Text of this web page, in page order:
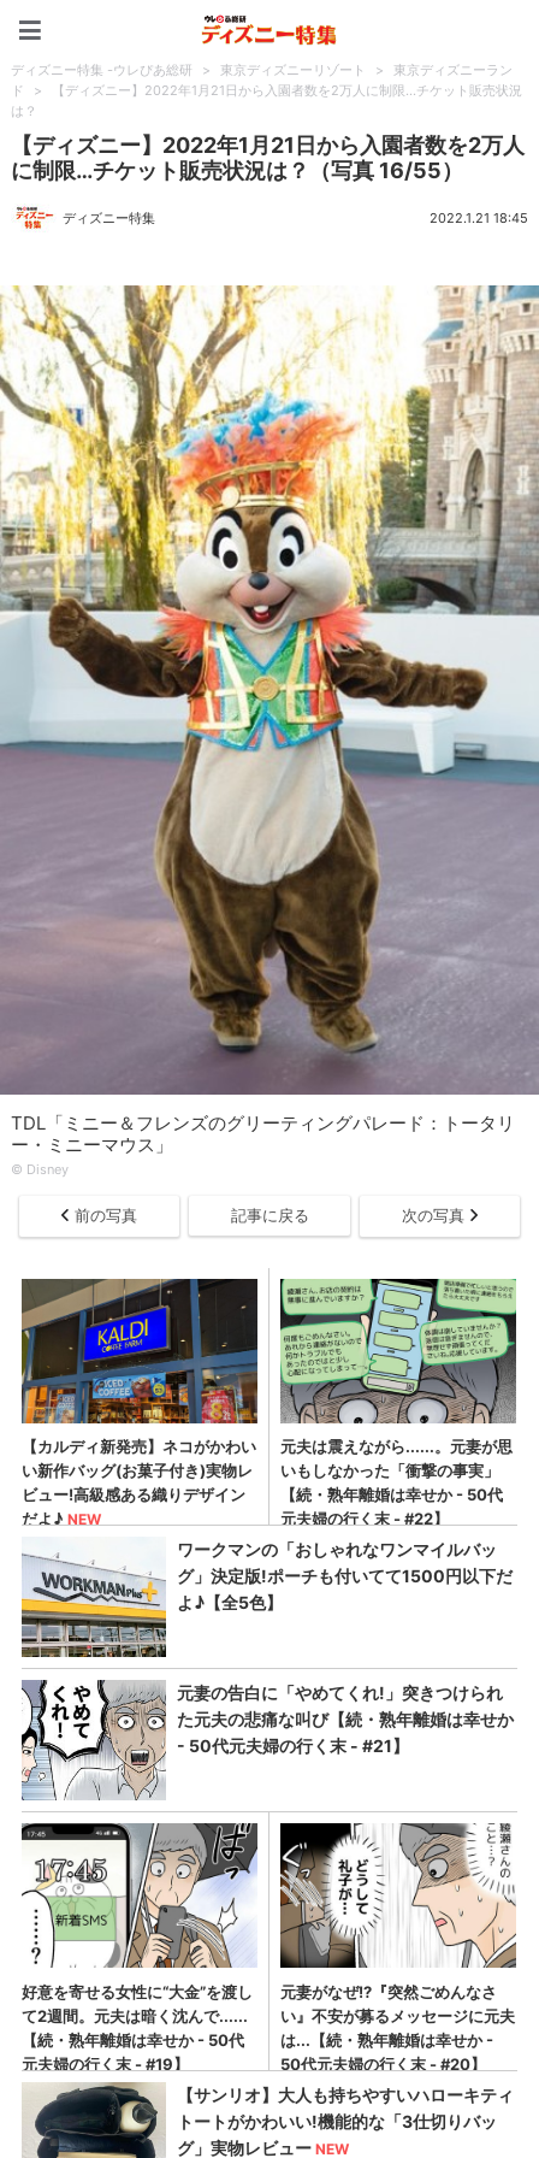
ディズニー特集 -ウレぴあ総研 > 東京ディズニーリゾート >
東京ディズニーラン
ド
>
【ディズニー】2022年1月21日から入園者数を2万人に制限…チケット販売状況
は？
【ディズニー】2022年1月21日から入園者数を2万人
に制限…チケット販売状況は？（写真 16/55）
ディズニー特集 2022.1.21 18:45
TDL「ミニー＆フレンズのグリーティングパレード：トータリ
ー・ミニーマウス」
©︎ Disney
前の写真 記事に戻る 次の写真